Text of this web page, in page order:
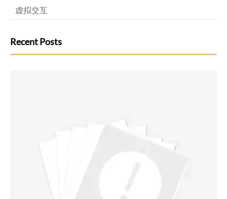
虚拟交互
Recent Posts